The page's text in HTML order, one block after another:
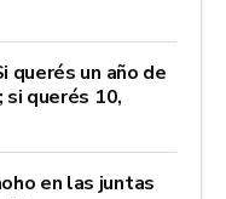
querés un año de
querés 10,
en las juntas